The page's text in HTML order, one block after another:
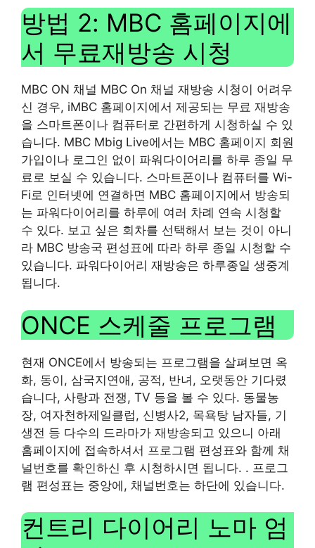
방법 2: MBC 홈페이지에
서 무료재방송 시청
MBC ON 채널 MBC On 채널 재방송 시청이 어려우
신 경우, iMBC 홈페이지에서 제공되는 무료 재방송
을 스마트폰이나 컴퓨터로 간편하게 시청하실 수 있
습니다. MBC Mbig Live에서는 MBC 홈페이지 회원
가입이나 로그인 없이 파워다이어리를 하루 종일 무
료로 보실 수 있습니다. 스마트폰이나 컴퓨터를 Wi-
Fi로 인터넷에 연결하면 MBC 홈페이지에서 방송되
는 파워다이어리를 하루에 여러 차례 연속 시청할
수 있다. 보고 싶은 회차를 선택해서 보는 것이 아니
라 MBC 방송국 편성표에 따라 하루 종일 시청할 수
있습니다. 파워다이어리 재방송은 하루종일 생중계
됩니다.
ONCE 스케줄 프로그램
현재 ONCE에서 방송되는 프로그램을 살펴보면 옥
화, 동이, 삼국지연애, 공적, 반녀, 오랫동안 기다렸
습니다, 사랑과 전쟁, TV 등을 볼 수 있다. 동물농
장, 여자천하제일클럽, 신병사2, 목욕탕 남자들, 기
생전 등 다수의 드라마가 재방송되고 있으니 아래
홈페이지에 접속하셔서 프로그램 편성표와 함께 채
널번호를 확인하신 후 시청하시면 됩니다. . 프로그
램 편성표는 중앙에, 채널번호는 하단에 있습니다.
컨트리 다이어리 노마 엄